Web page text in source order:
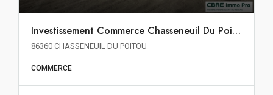
Investissement Commerce Chasseneuil Du Poitou
86360 CHASSENEUIL DU POITOU
COMMERCE